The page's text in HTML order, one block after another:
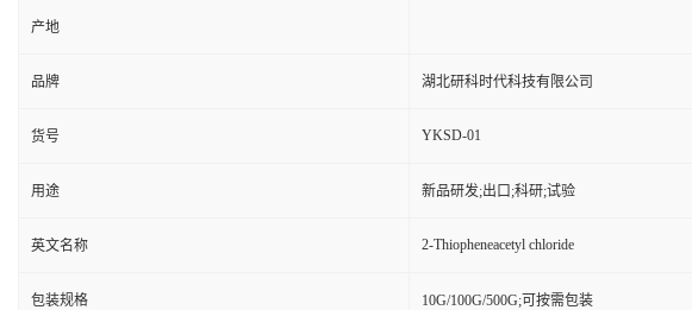
产地
品牌 湖北研科时代科技有限公司
货号 YKSD-01
用途 新品研发;出口;科研;试验
英文名称 2-Thiopheneacetyl chloride
包装规格 10G/100G/500G;可按需包装